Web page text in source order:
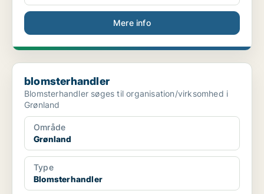
Mere info
blomsterhandler
blomsterhandler
Blomsterhandler søges til organisation/virksomhed i
Grønland
Område
Grønland
Type
Blomsterhandler